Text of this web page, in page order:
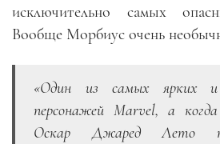
исключительно самых
Вообще Морбиус очень
«Один из самых ярких и
персонажей Marvel, а
Оскар Джаред Лето